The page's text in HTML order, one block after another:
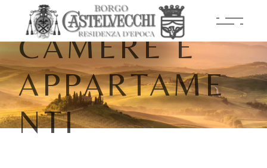
CAMERE E
APPARTAME
NTI